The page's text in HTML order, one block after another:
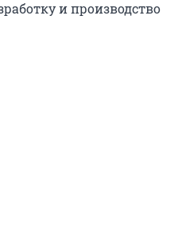
и производство